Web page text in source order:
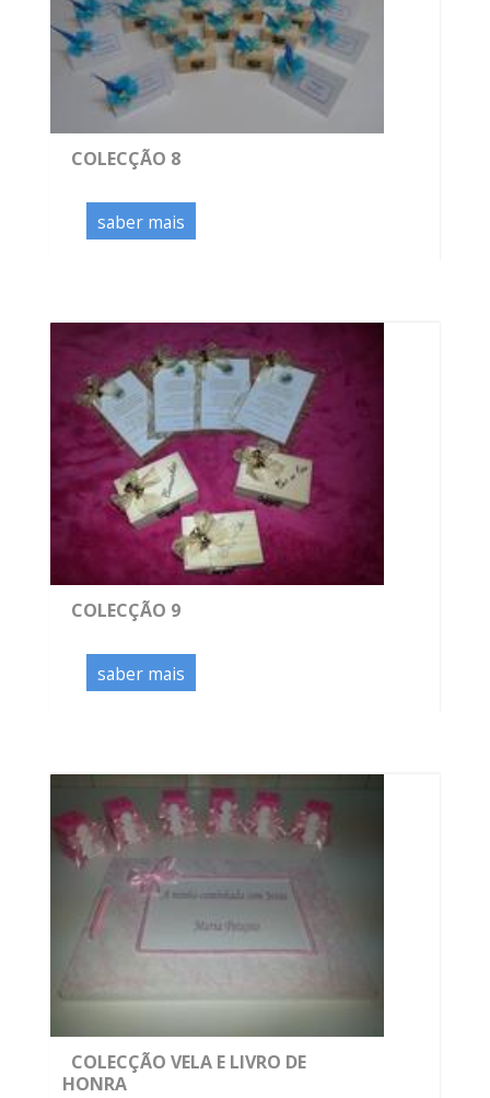
COLECÇÃO 8
saber mais
COLECÇÃO 9
saber mais
COLECÇÃO VELA E LIVRO DE
HONRA